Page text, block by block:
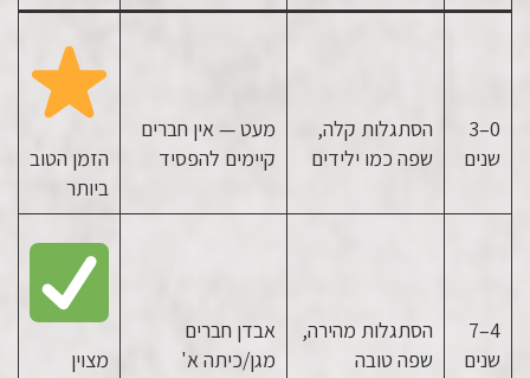
0–3
שנים
הסתגלות קלה,
שפה כמו ילידים
מעט — אין חברים
קיימים להפסיד
הזמן הטוב
ביותר
4–7
שנים
הסתגלות מהירה,
שפה טובה
אבדן חברים
מגן/כיתה א'
מצוין